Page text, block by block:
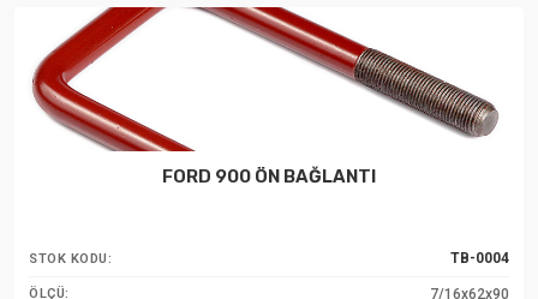
FORD 900 ÖN BAĞLANTI
STOK KODU: TB-0004
ÖLÇÜ: 7/16x62x90